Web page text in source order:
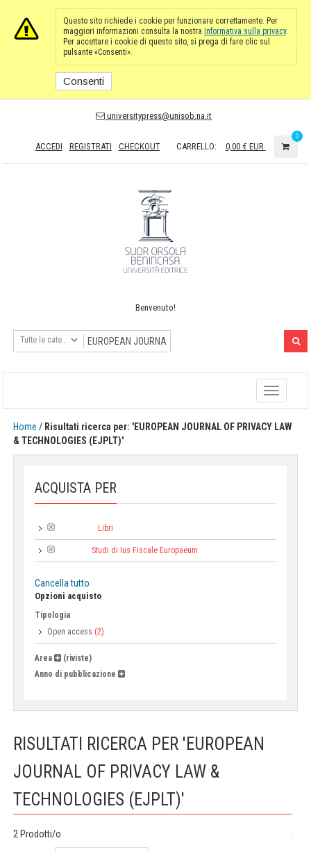
Questo sito richiede i cookie per funzionare correttamente. Per
maggiori informazioni consulta la nostra Informativa sulla privacy.
Per accettare i cookie di questo sito, si prega di fare clic sul
pulsante «Consenti».
Consenti
universitypress@unisob.na.it
ACCEDI REGISTRATI CHECKOUT CARRELLO: 0,00 € EUR
0
Benvenuto!
Toggle
navigation
Home / Risultati ricerca per: 'EUROPEAN JOURNAL OF PRIVACY LAW
& TECHNOLOGIES (EJPLT)'
ACQUISTA PER
Libri
Studi di Ius Fiscale Europaeum
Cancella tutto
Opzioni acquisto
Tipologia
Open access (2)
Area
(riviste)
Anno di pubblicazione
RISULTATI RICERCA PER 'EUROPEAN
JOURNAL OF PRIVACY LAW &
TECHNOLOGIES (EJPLT)'
2 Prodotti/o